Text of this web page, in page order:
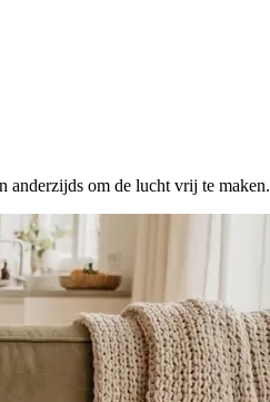
anderzijds om de lucht vrij te maken.